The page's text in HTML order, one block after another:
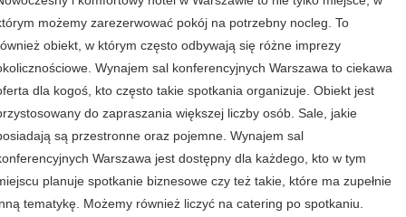
możemy zarezerwować pokój na potrzebny nocleg. To
obiekt, w którym często odbywają się różne imprezy
Wynajem sal konferencyjnych Warszawa to ciekawa
dla kogoś, kto często takie spotkania organizuje. Obiekt jest
do zapraszania większej liczby osób. Sale, jakie
są przestronne oraz pojemne. Wynajem sal
Warszawa jest dostępny dla każdego, kto w tym
planuje spotkanie biznesowe czy też takie, które ma zupełnie
tematykę. Możemy również liczyć na catering po spotkaniu.